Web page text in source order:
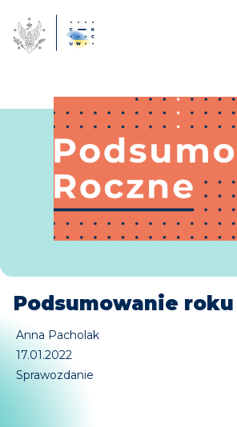
Podsumowanie roku
Anna Pacholak
17.01.2022
Sprawozdanie